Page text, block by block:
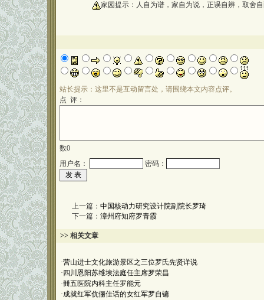
家园提示：人自为谱，家自为说，正误自辨，取舍
站长提示：这里不是互动留言处，请围绕本文内容点评。
点 评：
数0
用户名：
密码：
上一篇： 中国核动力研究设计院副院长罗琦
下一篇： 漳州府知府罗青霞
>> 相关文章
·营山进士文化旅游景区之三位罗氏先贤详说
· 四川恩阳苏维埃法庭任主席罗荣昌
·卌五医院内科主任罗能元
·成就红军伉俪佳话的女红军罗自镛